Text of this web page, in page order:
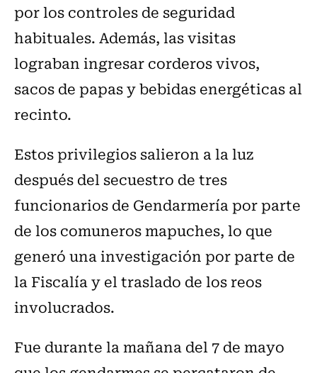
por los controles de seguridad
habituales. Además, las visitas
lograban ingresar corderos vivos,
sacos de papas y bebidas energéticas al
recinto.
Estos privilegios salieron a la luz
después del secuestro de tres
funcionarios de Gendarmería por parte
de los comuneros mapuches, lo que
generó una investigación por parte de
la Fiscalía y el traslado de los reos
involucrados.
Fue durante la mañana del 7 de mayo